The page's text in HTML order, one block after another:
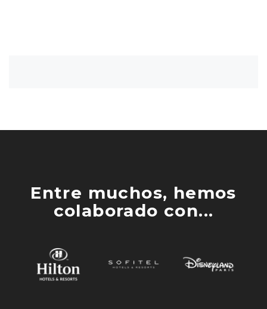
Entre muchos, hemos
colaborado con...